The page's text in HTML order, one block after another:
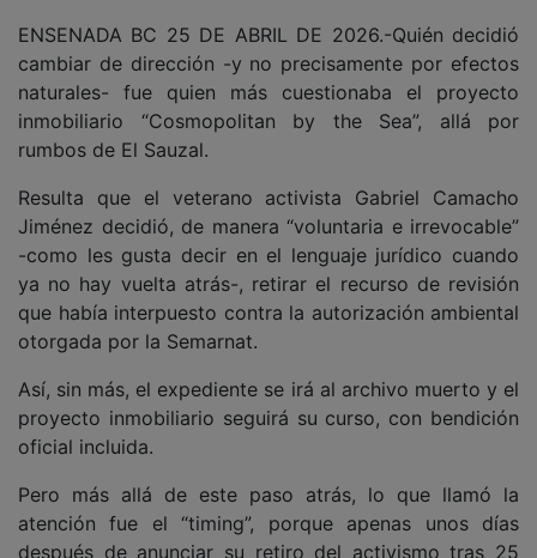
ENSENADA BC 25 DE ABRIL DE 2026.-Quién decidió
cambiar de dirección -y no precisamente por efectos
naturales- fue quien más cuestionaba el proyecto
inmobiliario “Cosmopolitan by the Sea”, allá por
rumbos de El Sauzal.
Resulta que el veterano activista Gabriel Camacho
Jiménez decidió, de manera “voluntaria e irrevocable”
-como les gusta decir en el lenguaje jurídico cuando
ya no hay vuelta atrás-, retirar el recurso de revisión
que había interpuesto contra la autorización ambiental
otorgada por la Semarnat.
Así, sin más, el expediente se irá al archivo muerto y el
proyecto inmobiliario seguirá su curso, con bendición
oficial incluida.
Pero más allá de este paso atrás, lo que llamó la
atención fue el “timing”, porque apenas unos días
después de anunciar su retiro del activismo tras 25